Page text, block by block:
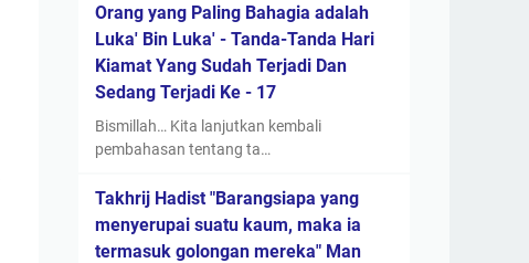
Orang yang Paling Bahagia adalah
Luka' Bin Luka' - Tanda-Tanda Hari
Kiamat Yang Sudah Terjadi Dan
Sedang Terjadi Ke - 17
Bismillah… Kita lanjutkan kembali
pembahasan tentang ta…
Takhrij Hadist "Barangsiapa yang
menyerupai suatu kaum, maka ia
termasuk golongan mereka" Man